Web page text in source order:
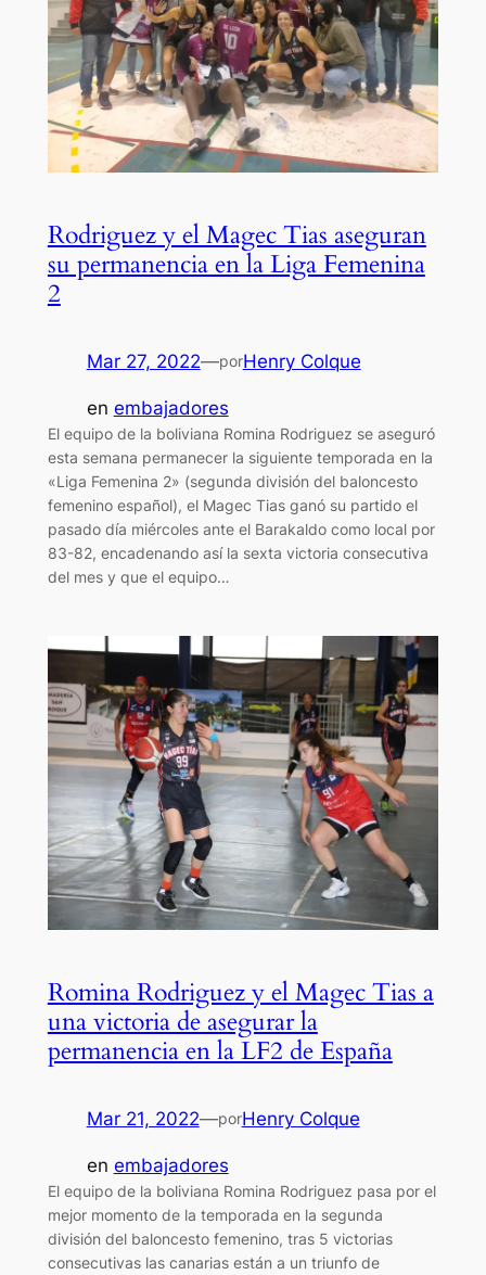
Rodriguez y el Magec Tias aseguran
su permanencia en la Liga Femenina
2
Mar 27, 2022—porHenry Colque
en embajadores
El equipo de la boliviana Romina Rodriguez se aseguró
esta semana permanecer la siguiente temporada en la
«Liga Femenina 2» (segunda división del baloncesto
femenino español), el Magec Tias ganó su partido el
pasado día miércoles ante el Barakaldo como local por
83-82, encadenando así la sexta victoria consecutiva
del mes y que el equipo…
Romina Rodriguez y el Magec Tias a
una victoria de asegurar la
permanencia en la LF2 de España
Mar 21, 2022—porHenry Colque
en embajadores
El equipo de la boliviana Romina Rodriguez pasa por el
mejor momento de la temporada en la segunda
división del baloncesto femenino, tras 5 victorias
consecutivas las canarias están a un triunfo de